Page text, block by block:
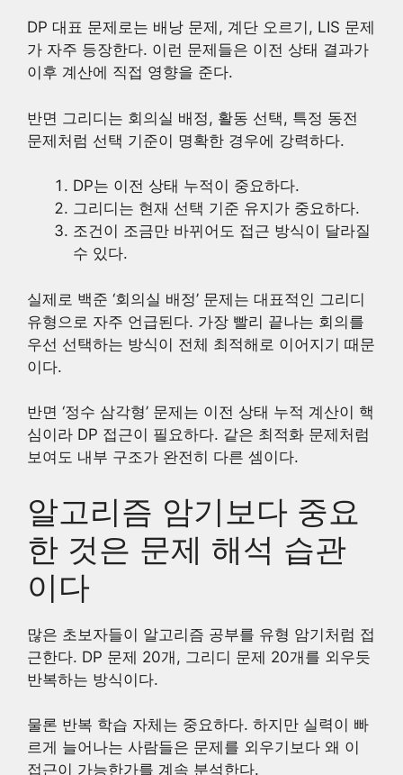
DP 대표 문제로는 배낭 문제, 계단 오르기, LIS 문제
가 자주 등장한다. 이런 문제들은 이전 상태 결과가
이후 계산에 직접 영향을 준다.
반면 그리디는 회의실 배정, 활동 선택, 특정 동전
문제처럼 선택 기준이 명확한 경우에 강력하다.
DP는 이전 상태 누적이 중요하다.
그리디는 현재 선택 기준 유지가 중요하다.
조건이 조금만 바뀌어도 접근 방식이 달라질
수 있다.
실제로 백준 ‘회의실 배정’ 문제는 대표적인 그리디
유형으로 자주 언급된다. 가장 빨리 끝나는 회의를
우선 선택하는 방식이 전체 최적해로 이어지기 때문
이다.
반면 ‘정수 삼각형’ 문제는 이전 상태 누적 계산이 핵
심이라 DP 접근이 필요하다. 같은 최적화 문제처럼
보여도 내부 구조가 완전히 다른 셈이다.
알고리즘 암기보다 중요
한 것은 문제 해석 습관
이다
많은 초보자들이 알고리즘 공부를 유형 암기처럼 접
근한다. DP 문제 20개, 그리디 문제 20개를 외우듯
반복하는 방식이다.
물론 반복 학습 자체는 중요하다. 하지만 실력이 빠
르게 늘어나는 사람들은 문제를 외우기보다 왜 이
접근이 가능한가를 계속 분석한다.